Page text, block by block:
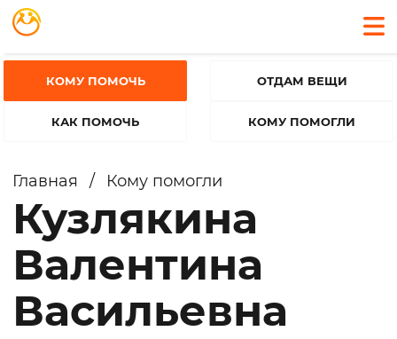
КОМУ ПОМОЧЬ
КАК ПОМОЧЬ
ОТДАМ ВЕЩИ
КОМУ ПОМОГЛИ
Главная / Кому помогли
Кузлякина
Валентина
Васильевна